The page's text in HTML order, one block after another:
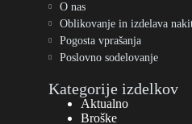
O nas
Oblikovanje in izdelava
Pogosta vprašanja
Poslovno sodelovanje
Kategorije izdelkov
Aktualno
Broške